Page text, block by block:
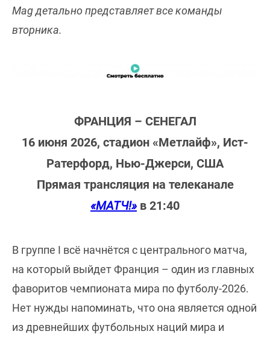
Mag детально представляет все команды
вторника.
ФРАНЦИЯ – СЕНЕГАЛ
16 июня 2026, стадион «Метлайф», Ист-
Ратерфорд, Нью-Джерси, США
Прямая трансляция на телеканале
«МАТЧ!» в 21:40
В группе I всё начнётся с центрального матча,
на который выйдет Франция – один из главных
фаворитов чемпионата мира по футболу-2026.
Нет нужды напоминать, что она является одной
из древнейших футбольных наций мира и